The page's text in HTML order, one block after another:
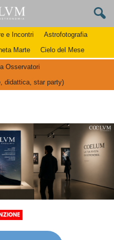
e Incontri
Astrofotografia
Marte Cielo del Mese
Osservatori
didattica, star party)